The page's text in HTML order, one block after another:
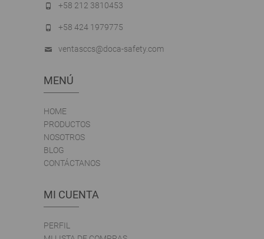
+58 212 3810453
+58 424 1979775
ventasccs@doca-safety.com
MENÚ
HOME
PRODUCTOS
NOSOTROS
BLOG
CONTÁCTANOS
MI CUENTA
PERFIL